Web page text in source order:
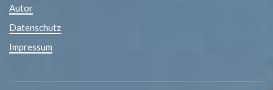
Autor
Datenschutz
Impressum